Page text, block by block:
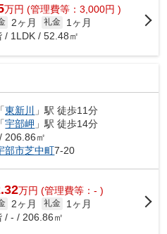
万円 (管理費等：3,000円 )
2ヶ月 礼金
1ヶ月
/ 1LDK / 52.48㎡
「東新川
」駅 徒歩11分
「宇部岬 」駅 徒歩14分
206.86㎡
部市芝中町7-20
万円 (管理費等：- )
2ヶ月 礼金
1ヶ月
/ - / 206.86㎡